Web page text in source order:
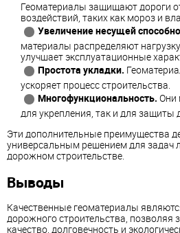
Геоматериалы защищают дороги
воздействий, таких как мороз и
Увеличение несущей
материалы распределяют
улучшает эксплуатационные
Простота укладки.
ускоряет процесс строительства.
Многофункциональность. Они
для укрепления, так и для защиты
Эти дополнительные преимущества
универсальным решением для задач
дорожном строительстве.
Выводы
Качественные геоматериалы
дорожного строительства, позволяя
качество, долговечность и